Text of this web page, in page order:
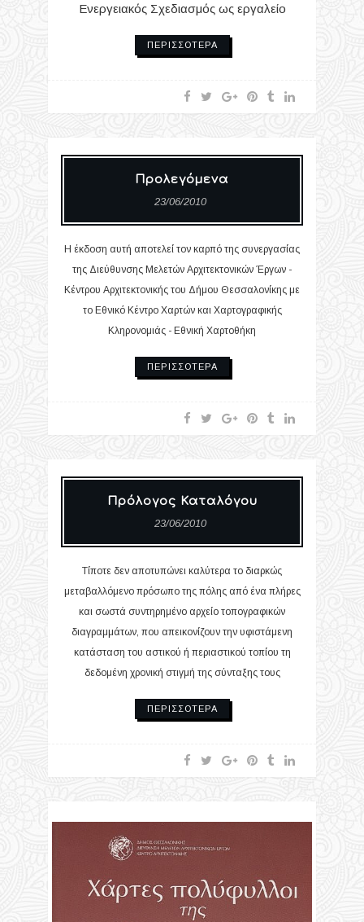
Ενεργειακός Σχεδιασμός ως εργαλείο
ΠΕΡΙΣΣΌΤΕΡΑ
Προλεγόμενα
23/06/2010
H έκδοση αυτή αποτελεί τον καρπό της συνεργασίας
της Διεύθυνσης Μελετών Αρχιτεκτονικών Έργων -
Κέντρου Αρχιτεκτονικής του Δήμου Θεσσαλονίκης με
το Εθνικό Κέντρο Χαρτών και Χαρτογραφικής
Κληρονομιάς - Εθνική Χαρτοθήκη
ΠΕΡΙΣΣΌΤΕΡΑ
Πρόλογος Καταλόγου
23/06/2010
Τίποτε δεν αποτυπώνει καλύτερα το διαρκώς
μεταβαλλόμενο πρόσωπο της πόλης από ένα πλήρες
και σωστά συντηρημένο αρχείο τοπογραφικών
διαγραμμάτων, που απεικονίζουν την υφιστάμενη
κατάσταση του αστικού ή περιαστικού τοπίου τη
δεδομένη χρονική στιγμή της σύνταξης τους
ΠΕΡΙΣΣΌΤΕΡΑ